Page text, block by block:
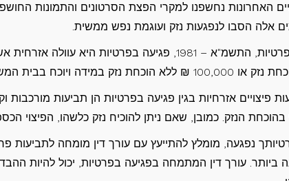
האחרונות נחשפנו למקרי הפצת הסרטונים והתמונות
אלה הסבו לנפגעות נזק ועוגמת נפש ממשית.
על פי חוק הגנת הפרטיות, התשמ"א – 1981, פגיעה
פיצויים אזרחיות בגין פגיעה בפרטיות הן תביעות מורכבות
בהוכחת הנזק. כמובן, שאם ניתן להוכיח נזק כלשהו, הפיצוי
נפגעה, מומלץ להתייעץ עם עורך דין מומחה לתביעות
ביותר. עורך דין המתמחה בפגיעה בפרטיות, יכול להיות